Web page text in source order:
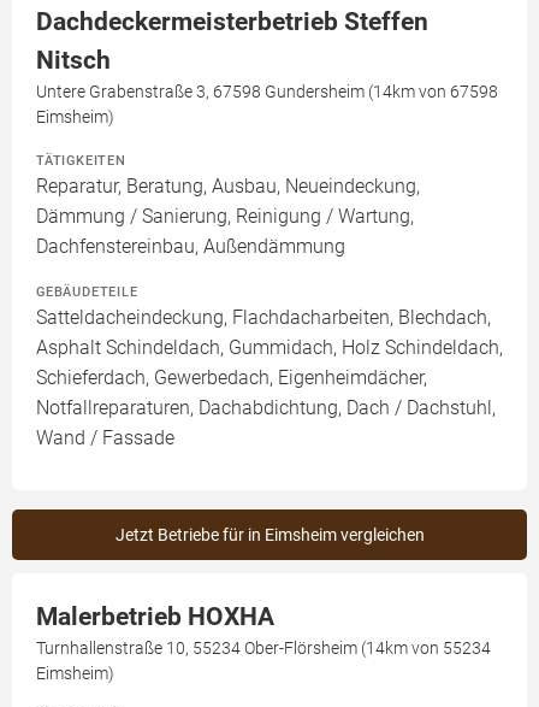
Dachdeckermeisterbetrieb Steffen
Nitsch
Untere Grabenstraße 3, 67598 Gundersheim (14km von 67598
Eimsheim)
TÄTIGKEITEN
Reparatur, Beratung, Ausbau, Neueindeckung,
Dämmung / Sanierung, Reinigung / Wartung,
Dachfenstereinbau, Außendämmung
GEBÄUDETEILE
Satteldacheindeckung, Flachdacharbeiten, Blechdach,
Asphalt Schindeldach, Gummidach, Holz Schindeldach,
Schieferdach, Gewerbedach, Eigenheimdächer,
Notfallreparaturen, Dachabdichtung, Dach / Dachstuhl,
Wand / Fassade
Jetzt Betriebe für in Eimsheim vergleichen
Malerbetrieb HOXHA
Turnhallenstraße 10, 55234 Ober-Flörsheim (14km von 55234
Eimsheim)